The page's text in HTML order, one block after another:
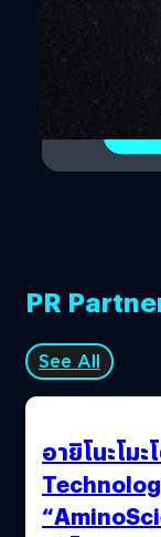
PR
See All
อายิโนะโม